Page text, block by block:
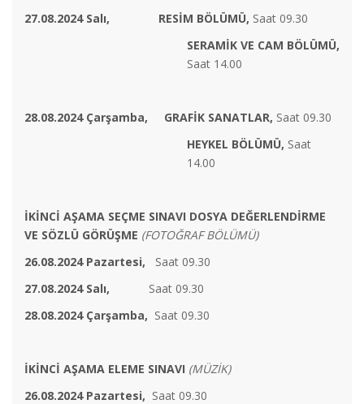
27.08.2024 Salı, RESİM BÖLÜMÜ, Saat 09.30
SERAMİK VE CAM BÖLÜMÜ,
Saat 14.00
28.08.2024 Çarşamba, GRAFİK SANATLAR, Saat 09.30
HEYKEL BÖLÜMÜ, Saat
14.00
İKİNCİ AŞAMA SEÇME SINAVI DOSYA DEĞERLENDİRME
VE SÖZLÜ GÖRÜŞME (FOTOĞRAF BÖLÜMÜ)
26.08.2024 Pazartesi, Saat 09.30
27.08.2024 Salı, Saat 09.30
28.08.2024 Çarşamba, Saat 09.30
İKİNCİ AŞAMA ELEME SINAVI (MÜZİK)
26.08.2024 Pazartesi, Saat 09.30